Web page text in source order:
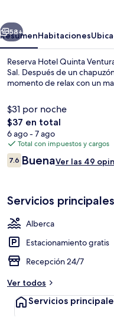
Siguiente
58+
ResumenHabitaciones
Reserva Hotel Quinta
Sal. Después de un
momento de relax con un
$31 por noche
El
precio
total
es
de
$37 en total
6 ago - 7 ago
Total con impuestos y cargos
Opiniones
7.67.6 de 10,
BuenaVer las 49
Servicios principales
Alberca
Estacionamiento gratis
Recepción 24/7
Ver todos
Servicios